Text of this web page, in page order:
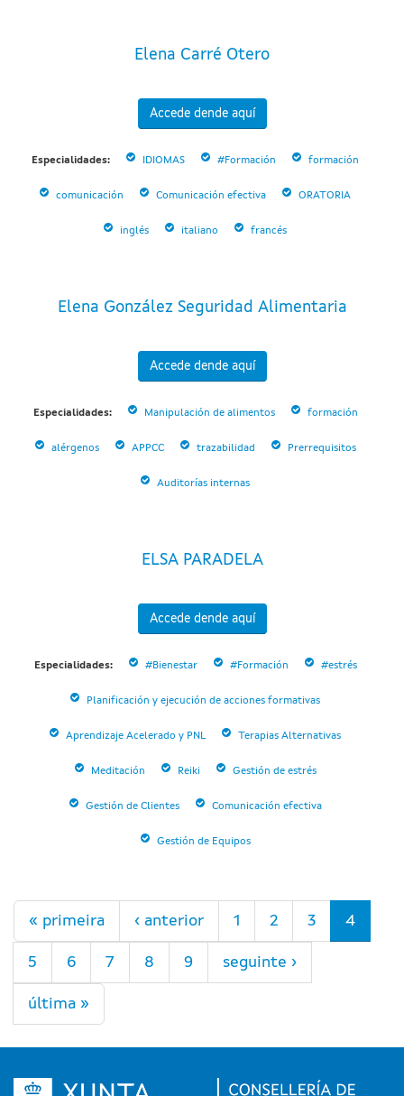
Elena Carré Otero
Accede dende aquí
Especialidades: IDIOMAS #Formación formación
comunicación Comunicación efectiva ORATORIA
inglés italiano francés
Elena González Seguridad Alimentaria
Accede dende aquí
Especialidades: Manipulación de alimentos formación
alérgenos APPCC trazabilidad Prerrequisitos
Auditorías internas
ELSA PARADELA
Accede dende aquí
Especialidades: #Bienestar #Formación #estrés
Planificación y ejecución de acciones formativas
Aprendizaje Acelerado y PNL Terapias Alternativas
Meditación Reiki Gestión de estrés
Gestión de Clientes Comunicación efectiva
Gestión de Equipos
Páxinas
« primeira ‹ anterior 1 2 3 4
5 6 7 8 9 seguinte ›
última »